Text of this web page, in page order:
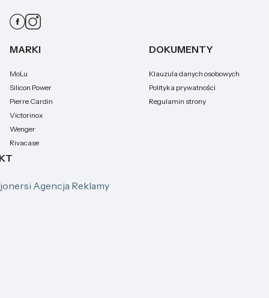
MARKI
MoLu
Silicon Power
Pierre Cardin
Victorinox
Wenger
Rivacase
DOKUMENTY
Klauzula danych osobowych
Polityka prywatności
Regulamin strony
Agencja Reklamy